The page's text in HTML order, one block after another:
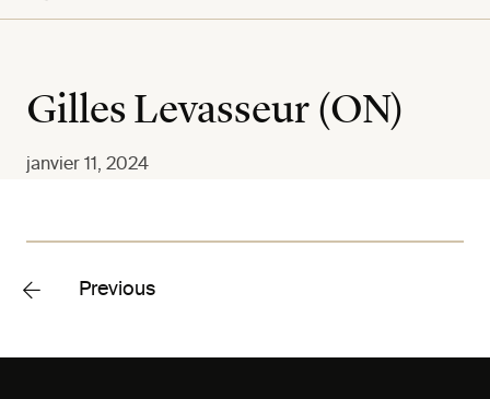
Gilles Levasseur (ON)
janvier 11, 2024
Previous